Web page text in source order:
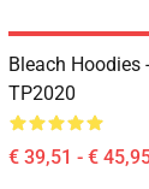
Bleach Hoodies
TP2020
€ 39,51 - €